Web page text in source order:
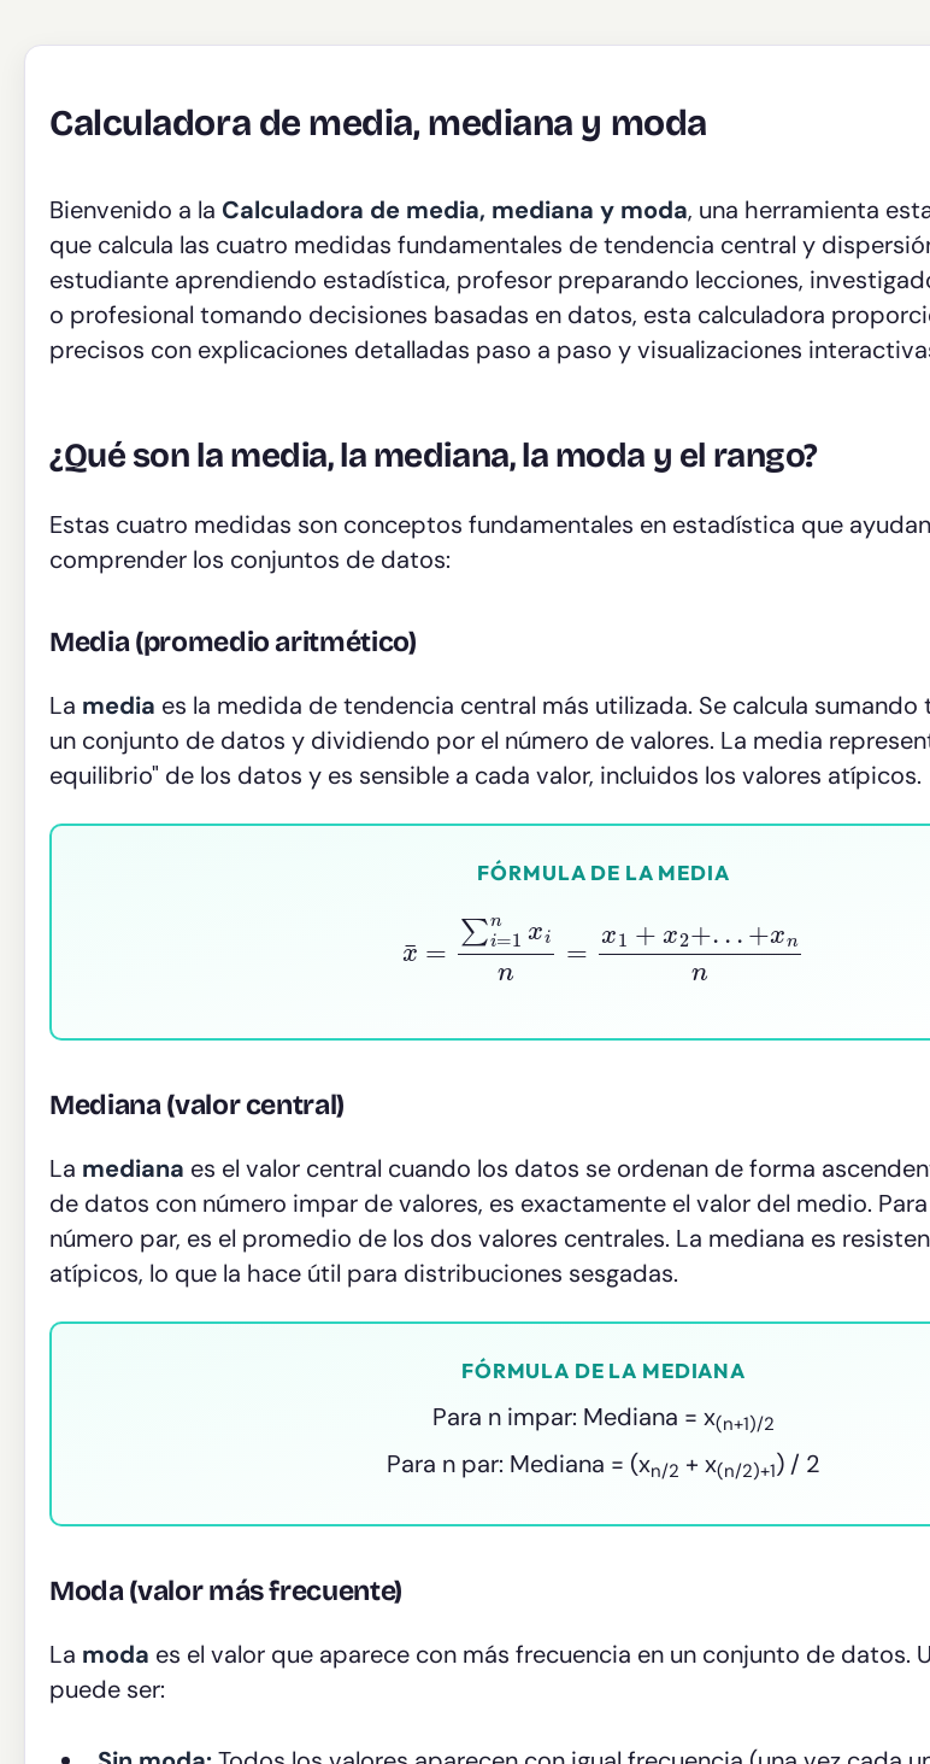
Calculadora de media, mediana y moda
Bienvenido a la Calculadora de media, mediana y moda, una herramienta
que calcula las cuatro medidas fundamentales de tendencia central y
estudiante aprendiendo estadística, profesor preparando lecciones,
o profesional tomando decisiones basadas en datos, esta calculadora
precisos con explicaciones detalladas paso a paso y visualizaciones
¿Qué son la media, la mediana, la moda y el rango?
Estas cuatro medidas son conceptos fundamentales en estadística que
comprender los conjuntos de datos:
Media (promedio aritmético)
La media es la medida de tendencia central más utilizada. Se calcula
un conjunto de datos y dividiendo por el número de valores. La media
equilibrio" de los datos y es sensible a cada valor, incluidos los valores atípicos.
FÓRMULA DE LA MEDIA
¯=∑ 1n x + n
Mediana (valor central)
La mediana es el valor central cuando los datos se ordenan de forma
de datos con número impar de valores, es exactamente el valor del medio.
número par, es el promedio de los dos valores centrales. La mediana es
atípicos, lo que la hace útil para distribuciones sesgadas.
FÓRMULA DE LA MEDIANA
Para n impar: Mediana = x(n+1)/2
Para n par: Mediana = (xn/2 + x(n/2)+1) / 2
Moda (valor más frecuente)
La moda es el valor que aparece con más frecuencia en un conjunto de datos.
puede ser: